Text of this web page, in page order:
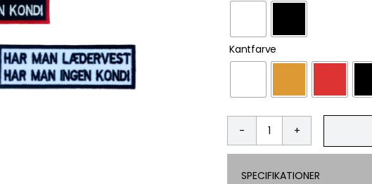
Kantfarve
Har
man
lædervest
SPECIFIKATIONER